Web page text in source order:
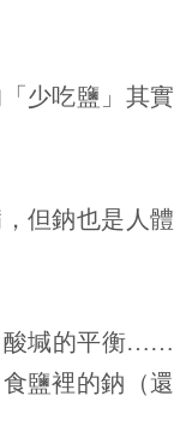
少吃鹽」其實
但鈉也是人體
堿的平衡……
鹽裡的鈉（還